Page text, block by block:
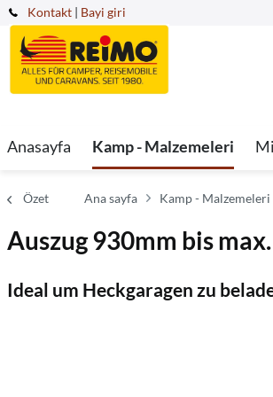
Kontakt | Bayi giri
Anasayfa Kamp - Malzemeleri
Özet Ana sayfa Kamp - Malzemeleri
Auszug 930mm bis
Ideal um Heckgaragen zu